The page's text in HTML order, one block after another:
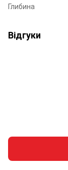
Глибина
Відгуки